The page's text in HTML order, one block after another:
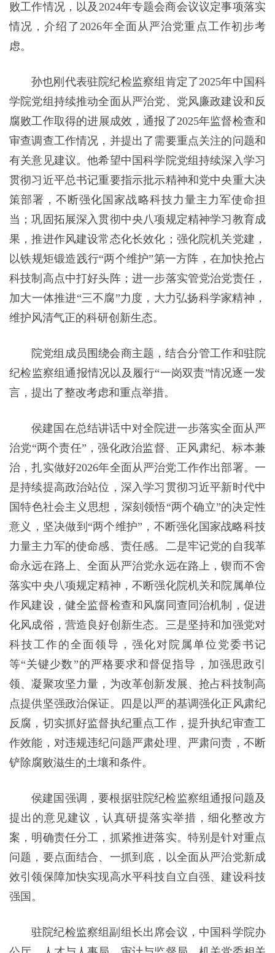
败工作情况，以及2024年专题会商会议议定事项落实
情况，介绍了2026年全面从严治党重点工作初步考
虑。
孙也刚代表驻院纪检监察组肯定了2025年中国科
学院党组持续推动全面从严治党、党风廉政建设和反
腐败工作取得的进展成效，通报了2025年监督检查和
审查调查工作情况，并提出了需要重点关注的问题和
有关意见建议。他希望中国科学院党组持续深入学习
贯彻习近平总书记重要指示批示精神和党中央重大决
策部署，不断强化国家战略科技力量主力军使命担
当；巩固拓展深入贯彻中央八项规定精神学习教育成
果，推进作风建设常态化长效化；强化院机关党建，
以铁规矩锻造践行“两个维护”第一方阵，在加快抢占
科技制高点中打好头阵；进一步落实管党治党责任，
加大一体推进“三不腐”力度，大力弘扬科学家精神，
维护风清气正的科研创新生态。
院党组成员围绕会商主题，结合分管工作和驻院
纪检监察组通报情况以及履行“一岗双责”情况逐一发
言，提出了整改考虑和重点举措。
侯建国在总结讲话中对全院进一步落实全面从严
治党“两个责任”，强化政治监督、正风肃纪、标本兼
治，扎实做好2026年全面从严治党工作作出部署。一
是持续提高政治站位，深入学习贯彻习近平新时代中
国特色社会主义思想，深刻领悟“两个确立”的决定性
意义，坚决做到“两个维护”，不断强化国家战略科技
力量主力军的使命感、责任感。二是牢记党的自我革
命永远在路上、全面从严治党永远在路上，锲而不舍
落实中央八项规定精神，不断强化院机关和院属单位
作风建设，健全监督检查和风腐同查同治机制，促进
化风成俗，营造良好创新生态。三是坚持和加强党对
科技工作的全面领导，强化对院属单位党委书记
等“关键少数”的严格要求和督促指导，加强思政引
领、凝聚攻坚力量，为改革创新发展、抢占科技制高
点提供坚强政治保证。四是以严的基调强化正风肃纪
反腐，切实抓好监督执纪重点工作，提升执纪审查工
作效能，对违规违纪问题严肃处理、严肃问责，不断
铲除腐败滋生的土壤和条件。
侯建国强调，要根据驻院纪检监察组通报问题及
提出的意见建议，认真研提落实举措，细化整改方
案，明确责任分工，抓紧推进落实。特别是针对重点
问题，要点面结合、一抓到底，以全面从严治党新成
效引领保障加快实现高水平科技自立自强、建设科技
强国。
驻院纪检监察组副组长出席会议，中国科学院办